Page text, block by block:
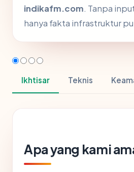
indikafm.com. Tanpa
hanya fakta infrastruktur
Ikhtisar Teknis
Apa yang kami